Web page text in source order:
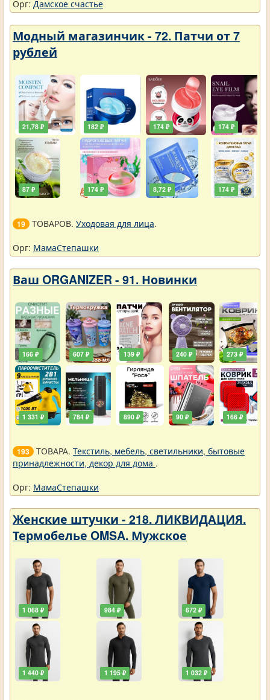
Орг: Дамское счастье
Модный магазинчик - 72. Патчи от 7
рублей
21,78 ₽
87 ₽
182 ₽
174 ₽
174 ₽
8,72 ₽
174 ₽
174 ₽
19 ТОВАРОВ. Уходовая для лица.
Орг: МамаСтепашки
Ваш ORGANIZER - 91. Новинки
166 ₽
1 331 ₽
607 ₽
784 ₽
139 ₽
890 ₽
240 ₽
90 ₽
273 ₽
166 ₽
193 ТОВАРА. Текстиль, мебель, светильники, бытовые
принадлежности, декор для дома .
Орг: МамаСтепашки
Женские штучки - 218. ЛИКВИДАЦИЯ.
Термобелье OMSA. Мужское
1 068 ₽
1 440 ₽
984 ₽
1 195 ₽
672 ₽
1 032 ₽